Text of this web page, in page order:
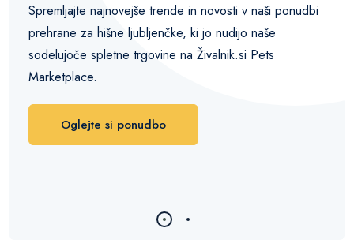
Spremljajte najnovejše trende in novosti v naši ponudbi
prehrane za hišne ljubljenčke, ki jo nudijo naše
sodelujoče spletne trgovine na Živalnik.si Pets
Marketplace.
Oglejte si ponudbo